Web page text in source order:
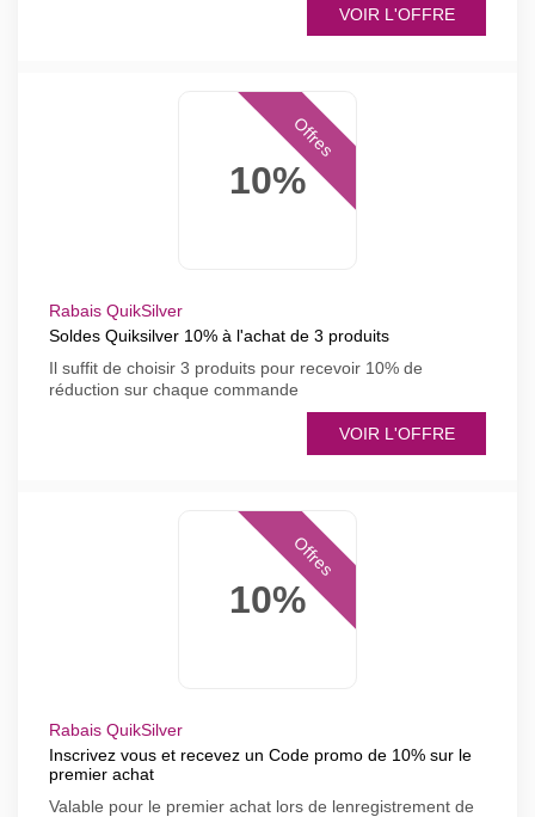
VOIR L'OFFRE
10%
Offres
Rabais QuikSilver
Soldes Quiksilver 10% à l'achat de 3 produits
Il suffit de choisir 3 produits pour recevoir 10% de
réduction sur chaque commande
VOIR L'OFFRE
10%
Offres
Rabais QuikSilver
Inscrivez vous et recevez un Code promo de 10% sur le
premier achat
Valable pour le premier achat lors de lenregistrement de